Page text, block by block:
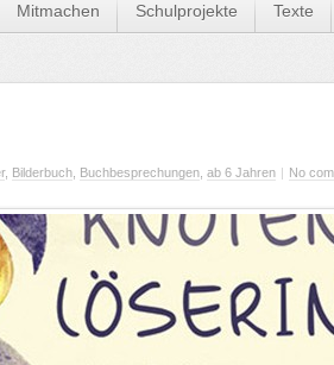
Mitmachen Schulprojekte Texte
, Bilderbuch Buchbesprechungen ab 6 Jahren | No